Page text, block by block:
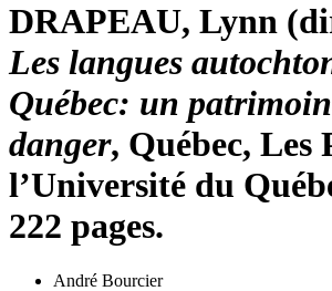
DRAPEAU, Lynn
Les langues
Québec: un
danger, Québec, Les
l’Université du
222 pages.
André Bourcier